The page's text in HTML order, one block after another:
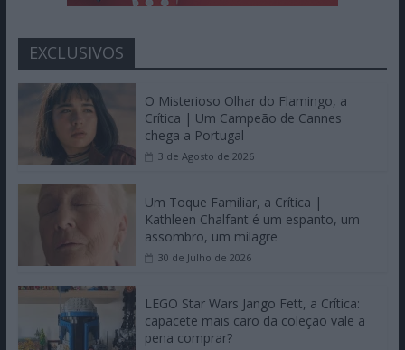
EXCLUSIVOS
O Misterioso Olhar do Flamingo, a
Crítica | Um Campeão de Cannes
chega a Portugal
3 de Agosto de 2026
Um Toque Familiar, a Crítica |
Kathleen Chalfant é um espanto, um
assombro, um milagre
30 de Julho de 2026
LEGO Star Wars Jango Fett, a Crítica:
capacete mais caro da coleção vale a
pena comprar?